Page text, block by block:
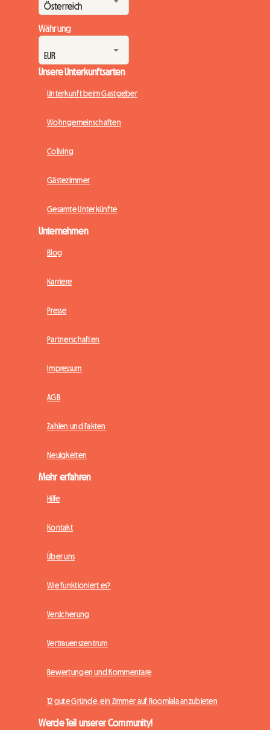
Währung
Unsere Unterkunftsarten
Unterkunft beim Gastgeber
Wohngemeinschaften
Coliving
Gästezimmer
Gesamte Unterkünfte
Unternehmen
Blog
Karriere
Presse
Partnerschaften
Impressum
AGB
Zahlen und Fakten
Neuigkeiten
Mehr erfahren
Hilfe
Kontakt
Über uns
Wie funktioniert es?
Versicherung
Vertrauenszentrum
Bewertungen und Kommentare
12 gute Gründe, ein Zimmer auf Roomlala anzubieten
Werde Teil unserer Community!